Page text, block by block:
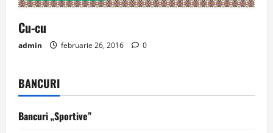
Cu-cu
admin februarie 26, 2016 0
BANCURI
Bancuri „Sportive”